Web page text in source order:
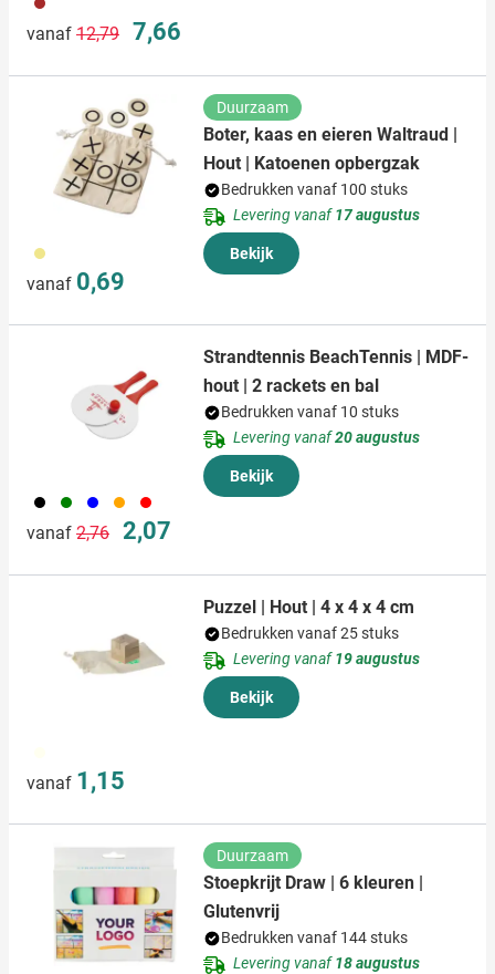
vanaf Normale prijs
12,79 Speciale prijs
7,66
013
vanaf 0,69
Duurzaam
Boter, kaas en eieren Waltraud |
Hout | Katoenen opbergzak
Bedrukken vanaf 100 stuks
Levering vanaf17 augustus
Bekijk
001 004 005 007 008
vanaf Normale prijs
2,76 Speciale prijs
2,07
Strandtennis BeachTennis | MDF-
hout | 2 rackets en bal
Bedrukken vanaf 10 stuks
Levering vanaf20 augustus
Bekijk
vanaf 1,15
Puzzel | Hout | 4 x 4 x 4 cm
Bedrukken vanaf 25 stuks
Levering vanaf19 augustus
Bekijk
Duurzaam
Stoepkrijt Draw | 6 kleuren |
Glutenvrij
Bedrukken vanaf 144 stuks
Levering vanaf18 augustus